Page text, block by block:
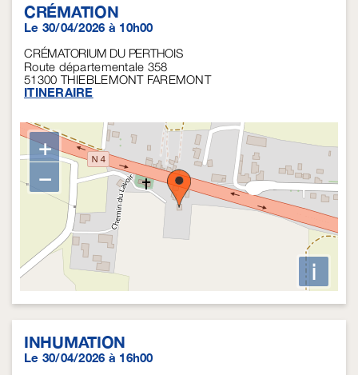
CRÉMATION
Le 30/04/2026 à 10h00
CRÉMATORIUM DU PERTHOIS
Route départementale 358
51300 THIEBLEMONT FAREMONT
ITINERAIRE
+
−
i
INHUMATION
Le 30/04/2026 à 16h00